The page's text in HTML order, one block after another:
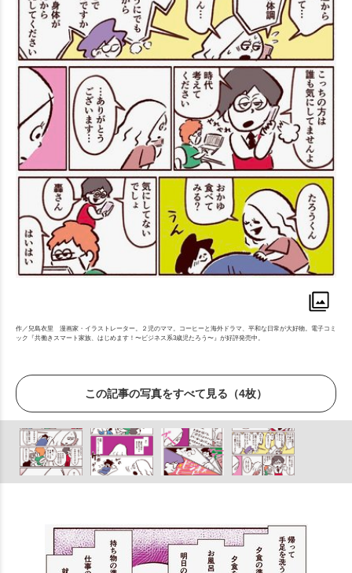
作／兒島衣里 漫画家・イラストレーター。２児のママ。コーヒーと海外ドラマ、平和な日常が大好物。電子コミ
ック『共働きスマート家族、はじめます！〜ビジネス系3歳児たろう〜』が好評発売中。
この記事の写真をすべて見る（4枚）